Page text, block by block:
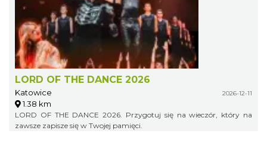
LORD OF THE DANCE 2026
Katowice 2026-12-11
1.38 km
LORD OF THE DANCE 2026. Przygotuj się na wieczór, który na
zawsze zapisze się w Twojej pamięci.